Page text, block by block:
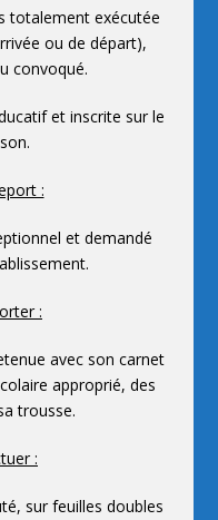
totalement exécutée
ou de départ),
convoqué.
et inscrite sur le
:
et demandé
:
avec son carnet
approprié, des
trousse.
:
sur feuilles doubles